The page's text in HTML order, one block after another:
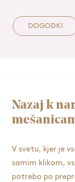
DOGODKI
Nazaj k
V svetu, kjer je
samim klikom,
potrebo po